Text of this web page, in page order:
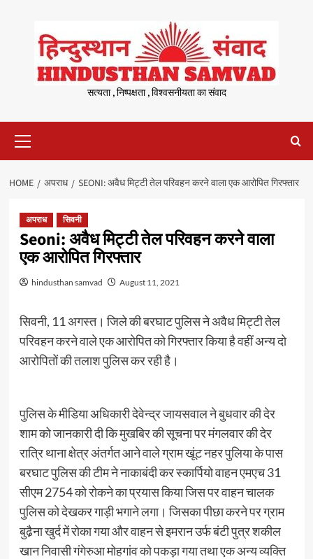
content
सत्यता , निष्पक्षता , विश्वसनीयता का संवाद
Menu
HOME अपराध SEONI: अवैध मिट्टी तेल परिवहन करने वाला एक आरोपित गिरफ्तार
अपराध सिवनी
Seoni: अवैध मिट्टी तेल परिवहन करने वाला
एक आरोपित गिरफ्तार
hindusthan samvad August 11, 2021
सिवनी, 11 अगस्त। जिले की बरघाट पुलिस ने अवैध मिट्टी तेल
परिवहन करने वाले एक आरोपित को गिरफ्तार किया है वहीं अन्य दो
आरोपितों की तलाश पुलिस कर रही है।
पुलिस के मीडिया अधिकारी देवेन्द्र जायसवाल ने बुधवार की देर
शाम को जानकारी दी कि मुखबिर की सूचना पर मंगलवार की देर
रात्रि थाना क्षेत्र अंतर्गत आने वाले ग्राम खूंट नहर पुलिया के पास
बरघाट पुलिस की टीम ने नाकाबंदी कर स्कार्पियो वाहन एमएच 31
सीएम 2754 को रोकने का प्रयास किया जिस पर वाहन चालक
पुलिस को देखकर गाड़ी भगाने लगा। जिसका पीछा करने पर ग्राम
बुढै़ना खुर्द में रोका गया और वाहन से इमरान उर्फ बंटी पुत्र शकील
खान निवासी गंगेरुआ मोहगांव को पकड़ा गया तथा एक अन्य व्यक्ति